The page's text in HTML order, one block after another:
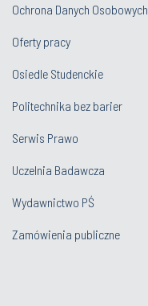
Ochrona Danych Osobowych
Oferty pracy
Osiedle Studenckie
Politechnika bez barier
Serwis Prawo
Uczelnia Badawcza
Wydawnictwo PŚ
Zamówienia publiczne